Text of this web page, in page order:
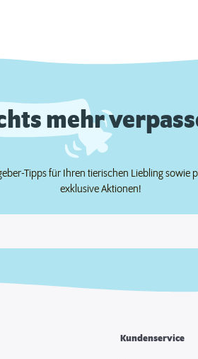
mehr
Tipps für Ihren tierischen Liebling sowie
exklusive Aktionen!
Kundenservice